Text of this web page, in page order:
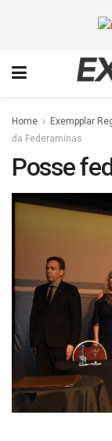
Home Exempplar
da Federaminas
Posse